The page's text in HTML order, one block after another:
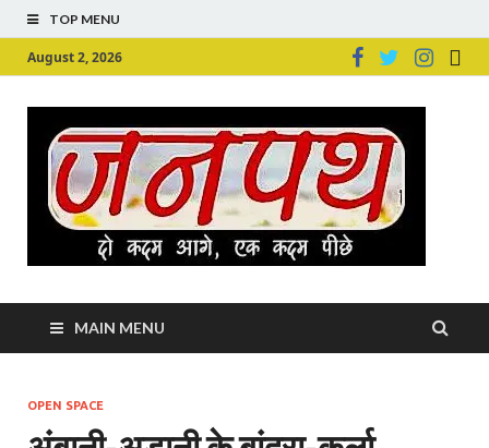
TOP MENU
August 2, 2026
MAIN MENU
OPEN SPACE